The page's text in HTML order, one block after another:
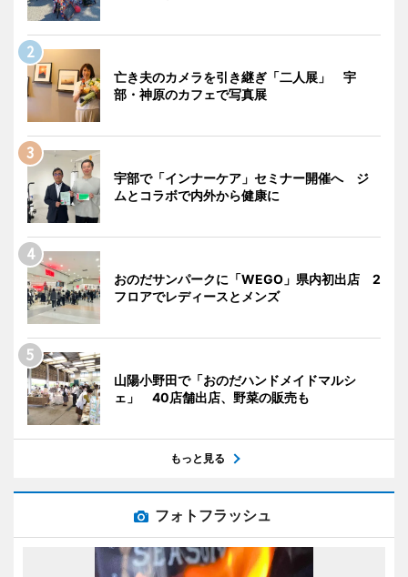
亡き夫のカメラを引き継ぎ「二人展」 宇
部・神原のカフェで写真展
宇部で「インナーケア」セミナー開催へ ジ
ムとコラボで内外から健康に
おのだサンパークに「WEGO」県内初出店 2
フロアでレディースとメンズ
山陽小野田で「おのだハンドメイドマルシ
ェ」 40店舗出店、野菜の販売も
もっと見る
フォトフラッシュ